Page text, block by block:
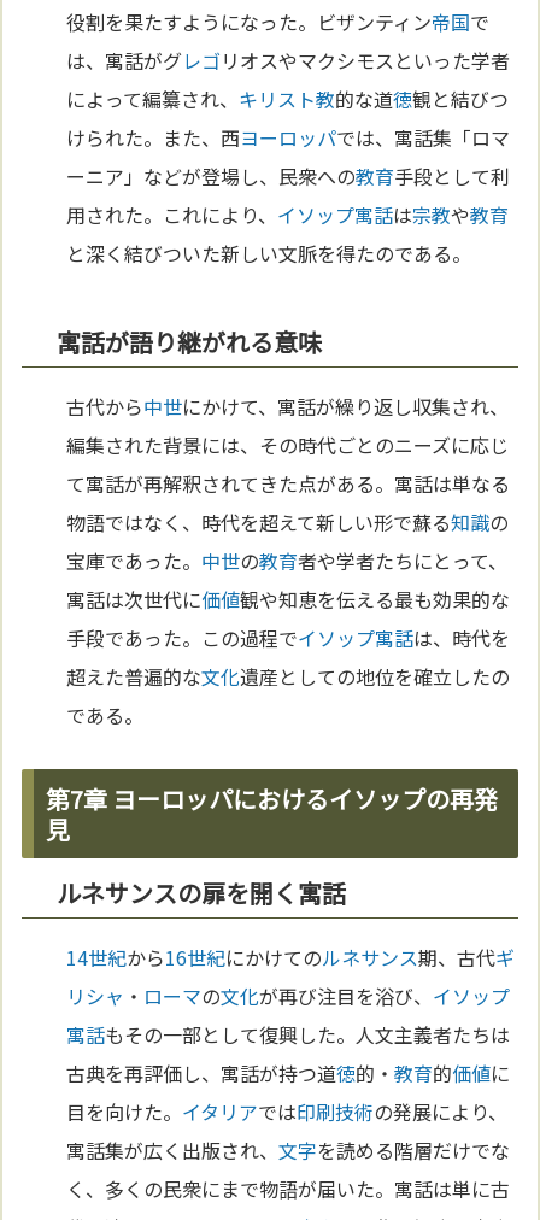
役割を果たすようになった。ビザンティン帝国で
は、寓話がグレゴリオスやマクシモスといった学者
によって編纂され、 キリスト教的な道徳観と結びつ
けられた。また、西ヨーロッパでは、寓話集「ロマ
ーニア」などが登場し、民衆への教育手段として利
用された。これにより、 イソップ寓話は宗教や教育
と深く結びついた新しい文脈を得たのである。
寓話が語り継がれる意味
古代から中世にかけて、寓話が繰り返し収集され、
編集された背景には、その時代ごとのニーズに応じ
て寓話が再解釈されてきた点がある。寓話は単なる
物語ではなく、時代を超えて新しい形で蘇る知識の
宝庫であった。 中世の教育者や学者たちにとって、
寓話は次世代に価値観や知恵を伝える最も効果的な
手段であった。この過程でイソップ寓話は、時代を
超えた普遍的な文化遺産としての地位を確立したの
である。
第7章 ヨーロッパにおけるイソップの再発
見
ルネサンスの扉を開く寓話
14世紀から16世紀にかけてのルネサンス期、古代ギ
リシャ ・ ローマの文化が再び注目を浴び、 イソップ
寓話もその一部として復興した。人文主義者たちは
古典を再評価し、寓話が持つ道徳的・教育的価値に
目を向けた。 イタリアでは印刷技術の発展により、
寓話集が広く出版され、文字を読める階層だけでな
く、多くの民衆にまで物語が届いた。寓話は単に古